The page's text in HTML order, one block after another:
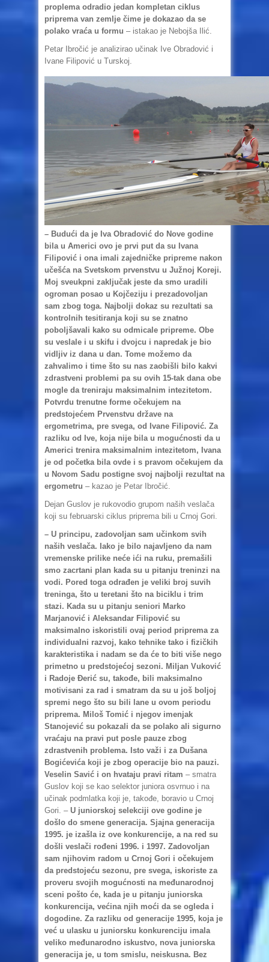
proplema odradio jedan kompletan ciklus
priprema van zemlje čime je dokazao da se
polako vraća u formu – istakao je Nebojša Ilić.
Petar Ibročić je analizirao učinak Ive Obradović i
Ivane Filipović u Turskoj.
– Budući da je Iva Obradović do Nove godine
bila u Americi ovo je prvi put da su Ivana
Filipović i ona imali zajedničke pripreme nakon
učešća na Svetskom prvenstvu u Južnoj Koreji.
Moj sveukpni zaključak jeste da smo uradili
ogroman posao u Kojčeziju i prezadovoljan
sam zbog toga. Najbolji dokaz su rezultati sa
kontrolnih tesitiranja koji su se znatno
poboljšavali kako su odmicale pripreme. Obe
su veslale i u skifu i dvojcu i napredak je bio
vidljiv iz dana u dan. Tome možemo da
zahvalimo i time što su nas zaobišli bilo kakvi
zdrastveni problemi pa su ovih 15-tak dana obe
mogle da treniraju maksimalnim intezitetom.
Potvrdu trenutne forme očekujem na
predstojećem Prvenstvu države na
ergometrima, pre svega, od Ivane Filipović. Za
razliku od Ive, koja nije bila u mogućnosti da u
Americi trenira maksimalnim intezitetom, Ivana
je od početka bila ovde i s pravom očekujem da
u Novom Sadu postigne svoj najbolji rezultat na
ergometru – kazao je Petar Ibročić.
Dejan Guslov je rukovodio grupom naših veslača
koji su februarski ciklus priprema bili u Crnoj Gori.
– U principu, zadovoljan sam učinkom svih
naših veslača. Iako je bilo najavljeno da nam
vremenske prilike neće ići na ruku, premašili
smo zacrtani plan kada su u pitanju treninzi na
vodi. Pored toga odrađen je veliki broj suvih
treninga, što u teretani što na biciklu i trim
stazi. Kada su u pitanju seniori Marko
Marjanović i Aleksandar Filipović su
maksimalno iskoristili ovaj period priprema za
individualni razvoj, kako tehnike tako i fizičkih
karakteristika i nadam se da će to biti više nego
primetno u predstojećoj sezoni. Miljan Vuković
i Radoje Đerić su, takođe, bili maksimalno
motivisani za rad i smatram da su u još boljoj
spremi nego što su bili lane u ovom periodu
priprema. Miloš Tomić i njegov imenjak
Stanojević su pokazali da se polako ali sigurno
vraćaju na pravi put posle pauze zbog
zdrastvenih problema. Isto važi i za Dušana
Bogićevića koji je zbog operacije bio na pauzi.
Veselin Savić i on hvataju pravi ritam – smatra
Guslov koji se kao selektor juniora osvrnuo i na
učinak podmlatka koji je, takođe, boravio u Crnoj
Gori. – U juniorskoj selekciji ove godine je
došlo do smene generacija. Sjajna generacija
1995. je izašla iz ove konkurencije, a na red su
došli veslači rođeni 1996. i 1997. Zadovoljan
sam njihovim radom u Crnoj Gori i očekujem
da predstojeću sezonu, pre svega, iskoriste za
proveru svojih mogućnosti na međunarodnoj
sceni pošto će, kada je u pitanju juniorska
konkurencija, većina njih moći da se ogleda i
dogodine. Za razliku od generacije 1995, koja je
već u ulasku u juniorsku konkurenciju imala
veliko međunarodno iskustvo, nova juniorska
generacija je, u tom smislu, neiskusna. Bez